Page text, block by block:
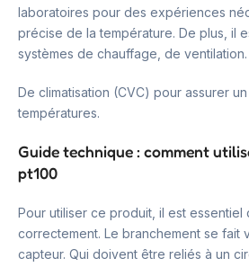
laboratoires pour des expériences
précise de la température. De plus, il
systèmes de chauffage, de ventilation.
De climatisation (CVC) pour assurer
températures.
Guide technique : comment
pt100
Pour utiliser ce produit, il est
correctement. Le branchement se fait
capteur. Qui doivent être reliés à un